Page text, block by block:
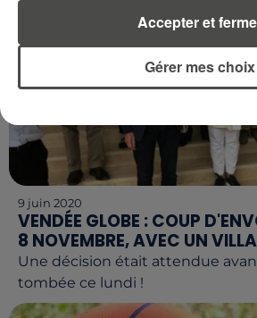
9 juin 2020
VENDÉE GLOBE : COUP
8 NOVEMBRE, AVEC UN
Une décision était attendue
tombée ce lundi !
Gérer mes choix
Accepter et